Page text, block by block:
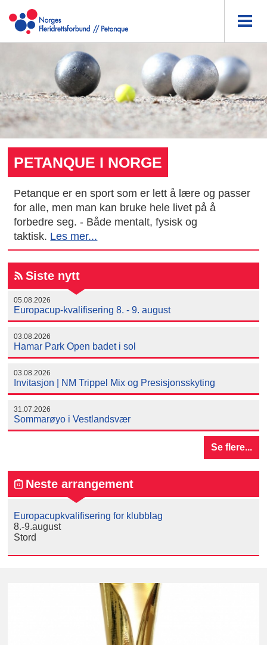
PETANQUE I NORGE
Petanque er en sport som er lett å lære og passer
for alle, men man kan bruke hele livet på å
forbedre seg. - Både mentalt, fysisk og
taktisk. Les mer...
Siste nytt
05.08.2026
Europacup-kvalifisering 8. - 9. august
03.08.2026
Hamar Park Open badet i sol
03.08.2026
Invitasjon | NM Trippel Mix og Presisjonsskyting
31.07.2026
Sommarøyo i Vestlandsvær
Se flere...
Neste arrangement
Europacupkvalifisering for klubblag
8.-9.august
Stord